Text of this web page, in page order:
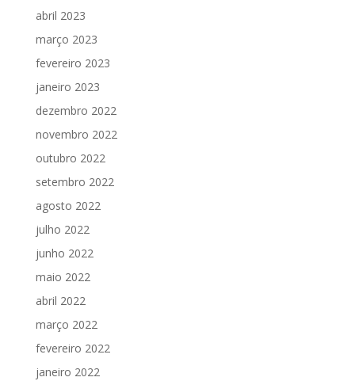
abril 2023
março 2023
fevereiro 2023
janeiro 2023
dezembro 2022
novembro 2022
outubro 2022
setembro 2022
agosto 2022
julho 2022
junho 2022
maio 2022
abril 2022
março 2022
fevereiro 2022
janeiro 2022